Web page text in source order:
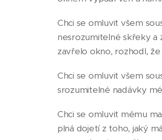
Chci se omluvit všem
nesrozumitelné skřeky a
zavřelo okno, rozhodl,
Chci se omluvit všem
srozumitelné nadávky
Chci se omluvit mému
plná dojetí z toho, jaký